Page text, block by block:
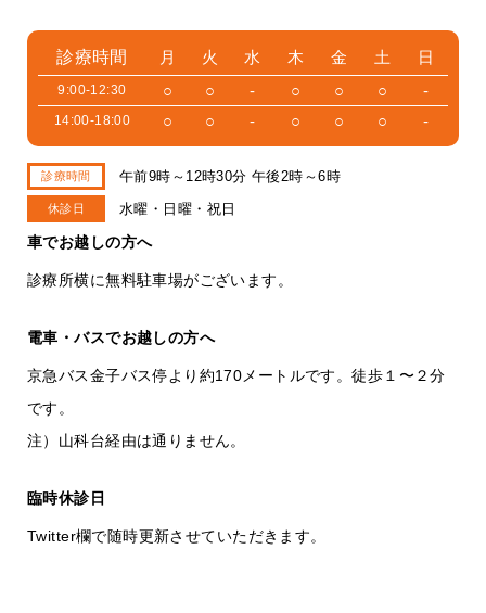
診療時間 月 火 水 木 金 土 日
9:00-12:30 ○ ○ - ○ ○ ○ -
14:00-18:00 ○ ○ - ○ ○ ○ -
診療時間 午前9時～12時30分 午後2時～6時
休診日 水曜・日曜・祝日
車でお越しの方へ
診療所横に無料駐車場がございます。
電車・バスでお越しの方へ
京急バス金子バス停より約170メートルです。徒歩１〜２分
です。
注）山科台経由は通りません。
臨時休診日
Twitter欄で随時更新させていただきます。